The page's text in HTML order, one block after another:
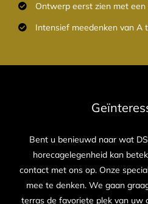
Ontwerp eerst zien met een
Intensief meedenken van A
Bent u benieuwd naar wat
horecagelegenheid kan
contact met ons op. Onze
mee te denken. We gaan
terras de favoriete plek van uw